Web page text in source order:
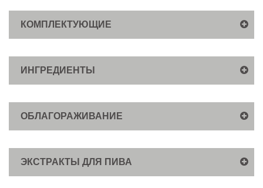
КОМПЛЕКТУЮЩИЕ
ИНГРЕДИЕНТЫ
ОБЛАГОРАЖИВАНИЕ
ЭКСТРАКТЫ ДЛЯ ПИВА